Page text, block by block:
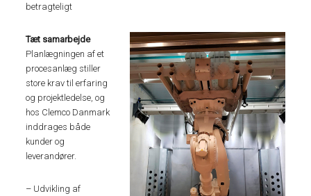
betragteligt
Tæt samarbejde
Planlægningen af et
procesanlæg stiller
store krav til erfaring
og projektledelse, og
hos Clemco Danmark
inddrages både
kunder og
leverandører.
– Udvikling af